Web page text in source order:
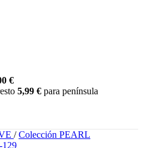
€
5,99 € para península
/ Colección PEARL